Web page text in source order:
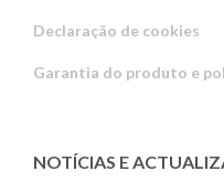
Declaração de cookies
Garantia do produto e
NOTÍCIAS E